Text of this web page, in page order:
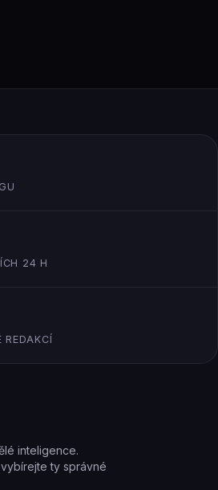
24 H
REDAKCÍ
inteligence.
ty správné